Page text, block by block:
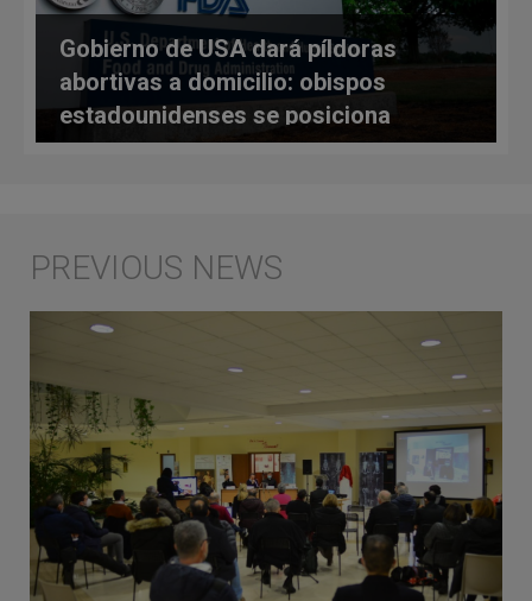
Gobierno de USA dará píldoras
abortivas a domicilio: obispos
estadounidenses se posiciona